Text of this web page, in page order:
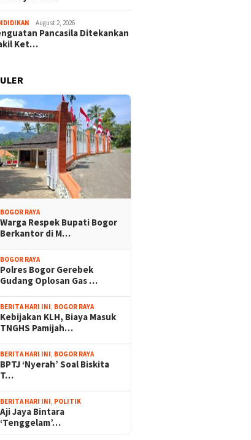
August 2, 2026
Pancasila Ditekankan
Ket…
BOGOR RAYA
Warga Respek Bupati Bogor
Berkantor di M…
BOGOR RAYA
Polres Bogor Gerebek
Gudang Oplosan Gas …
BERITA HARI INI, BOGOR RAYA
Kebijakan KLH, Biaya Masuk
TNGHS Pamijah…
BERITA HARI INI, BOGOR RAYA
BPTJ ‘Nyerah’ Soal Biskita
T…
BERITA HARI INI, POLITIK
Aji Jaya Bintara
‘Tenggelam’…